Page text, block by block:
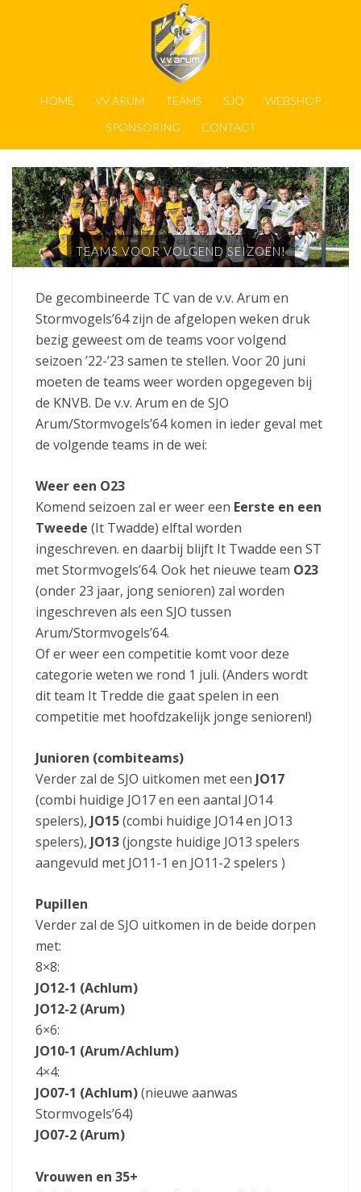
HOME VV ARUM TEAMS SJO
WEBSHOP
SPONSORING
CONTACT
TEAMS VOOR VOLGEND SEIZOEN!
De gecombineerde TC van de v.v. Arum en
Stormvogels’64 zijn de afgelopen weken druk
bezig geweest om de teams voor volgend
seizoen ’22-’23 samen te stellen. Voor 20 juni
moeten de teams weer worden opgegeven bij
de KNVB. De v.v. Arum en de SJO
Arum/Stormvogels’64 komen in ieder geval met
de volgende teams in de wei:
Weer een O23
Komend seizoen zal er weer een Eerste en een
Tweede (It Twadde) elftal worden
ingeschreven. en daarbij blijft It Twadde een ST
met Stormvogels’64. Ook het nieuwe team O23
(onder 23 jaar, jong senioren) zal worden
ingeschreven als een SJO tussen
Arum/Stormvogels’64.
Of er weer een competitie komt voor deze
categorie weten we rond 1 juli. (Anders wordt
dit team It Tredde die gaat spelen in een
competitie met hoofdzakelijk jonge senioren!)
Junioren (combiteams)
Verder zal de SJO uitkomen met een JO17
(combi huidige JO17 en een aantal JO14
spelers), JO15(combi huidige JO14 en JO13
spelers), JO13(jongste huidige JO13 spelers
aangevuld met JO11-1 en JO11-2 spelers )
Pupillen
Verder zal de SJO uitkomen in de beide dorpen
met:
8×8:
JO12-1 (Achlum)
JO12-2 (Arum)
6×6:
JO10-1 (Arum/Achlum)
4×4:
JO07-1 (Achlum)(nieuwe aanwas
Stormvogels’64)
JO07-2 (Arum)
Vrouwen en 35+